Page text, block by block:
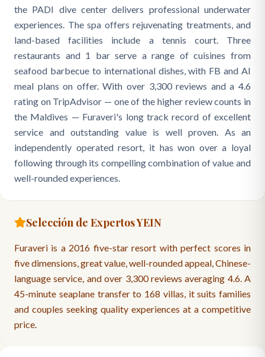
the PADI dive center delivers professional underwater
experiences. The spa offers rejuvenating treatments, and
land-based facilities include a tennis court. Three
restaurants and 1 bar serve a range of cuisines from
seafood barbecue to international dishes, with FB and AI
meal plans on offer. With over 3,300 reviews and a 4.6
rating on TripAdvisor — one of the higher review counts in
the Maldives — Furaveri's long track record of excellent
service and outstanding value is well proven. As an
independently operated resort, it has won over a loyal
following through its compelling combination of value and
well-rounded experiences.
Selección de Expertos YEIN
Furaveri is a 2016 five-star resort with perfect scores in
five dimensions, great value, well-rounded appeal, Chinese-
language service, and over 3,300 reviews averaging 4.6. A
45-minute seaplane transfer to 168 villas, it suits families
and couples seeking quality experiences at a competitive
price.